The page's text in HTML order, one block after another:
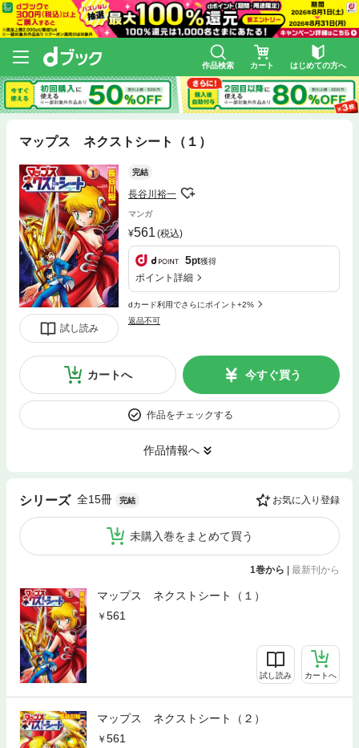
作品検索 カート はじめての方へ
マップス ネクストシート（１）
試し読み
完結
長谷川裕一
マンガ
561 (税込)
5pt獲得
ポイント詳細
dカード利用でさらにポイント+2%
返品不可
カートへ 今すぐ買う
作品をチェックする
作品情報へ
シリーズ 全15冊 完結 お気に入り登録
未購入巻をまとめて買う
1巻から | 最新刊から
マップス ネクストシート（１）
561
試し読み カートへ
マップス ネクストシート（２）
561